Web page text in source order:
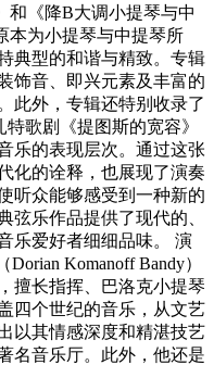
和《降B大调小提琴与中
本为小提琴与中提琴所
典型的和谐与精致。专辑
饰音、即兴元素及丰富的
此外，专辑还特别收录了
歌剧《提图斯的宽容》
乐的表现层次。通过这张
化的诠释，也展现了演奏
听众能够感受到一种新的
弦乐作品提供了现代的、
乐爱好者细细品味。 演
Komanoff Bandy）
擅长指挥、巴洛克小提琴
四个世纪的音乐，从文艺
以其情感深度和精湛技艺
名音乐厅。此外，他还是